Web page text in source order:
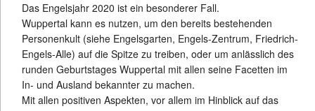
Das Engelsjahr 2020 ist ein besonderer Fall.
Wuppertal kann es nutzen, um den bereits bestehenden
Personenkult (siehe Engelsgarten, Engels-Zentrum, Friedrich-
Engels-Alle) auf die Spitze zu treiben, oder um anlässlich des
runden Geburtstages Wuppertal mit allen seine Facetten im
In- und Ausland bekannter zu machen.
Mit allen positiven Aspekten, vor allem im Hinblick auf das